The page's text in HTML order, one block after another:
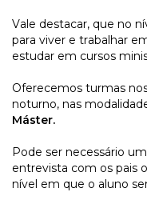
Vale destacar, que no
para viver e trabalhar
estudar em cursos
Oferecemos turmas
noturno, nas
Máster.
Pode ser necessário
entrevista com os pais
nível em que o aluno